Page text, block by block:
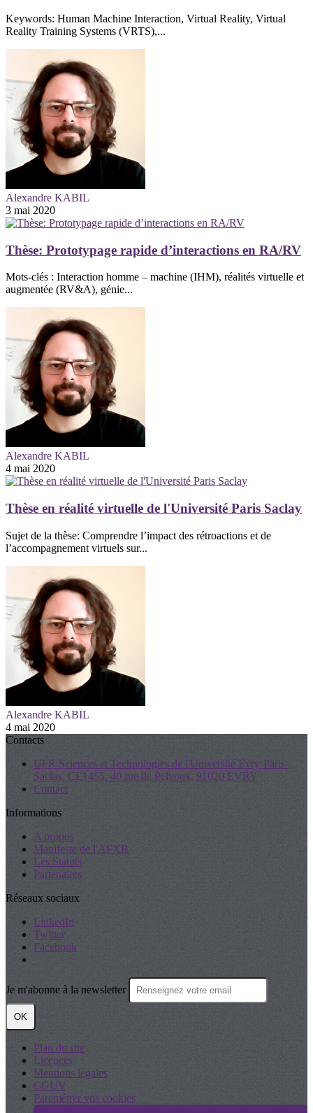
Keywords: Human Machine Interaction, Virtual Reality, Virtual
Reality Training Systems (VRTS),...
Alexandre KABIL
3 mai 2020
Thèse: Prototypage rapide d’interactions en RA/RV
Mots-clés : Interaction homme – machine (IHM), réalités virtuelle et
augmentée (RV&A), génie...
Alexandre KABIL
4 mai 2020
Thèse en réalité virtuelle de l'Université Paris Saclay
Sujet de la thèse: Comprendre l’impact des rétroactions et de
l’accompagnement virtuels sur...
Alexandre KABIL
4 mai 2020
Contacts
UFR Sciences et Technologies de l'Université Evry-Paris-
Saclay, CE1455, 40 rue de Pelvoux, 91020 EVRY
Contact
Informations
A propos
Manifeste de l'AFXR
Les Statuts
Partenaires
Réseaux sociaux
LinkedIn
Twitter
Facebook
Je m'abonne à la newsletter
OK
Plan du site
Licences
Mentions légales
CGUV
Paramétrer vos cookies